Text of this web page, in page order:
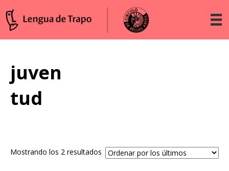
juven
tud
Mostrando los 2 resultados Ordenado
por